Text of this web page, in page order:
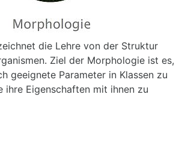
die Lehre von der Struktur
Ziel der Morphologie ist es,
geeignete Parameter in Klassen zu
ihre Eigenschaften mit ihnen zu